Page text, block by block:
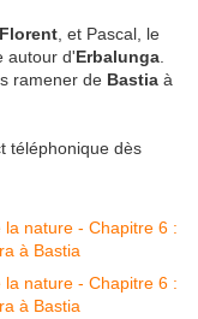
, et Pascal, le
autour d'Erbalunga
ramener de Bastia à
téléphonique dès